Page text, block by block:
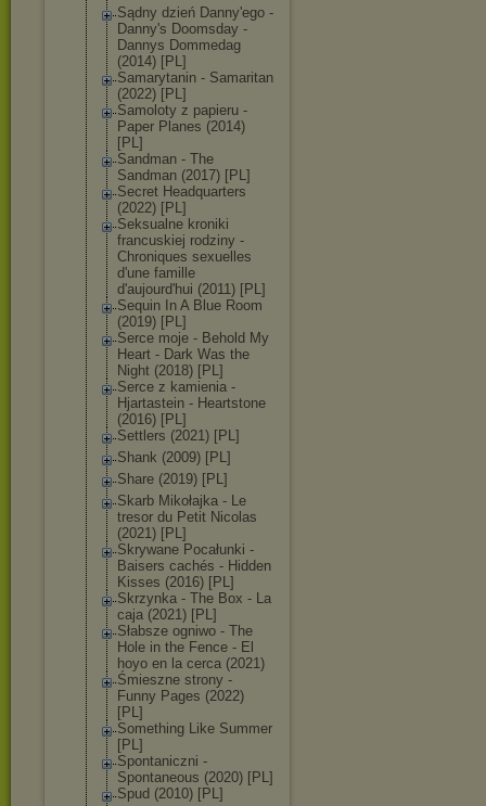
Sądny dzień Danny'ego -
Danny's Doomsday -
Dannys Dommedag
(2014) [PL]
Samarytanin - Samaritan
(2022) [PL]
Samoloty z papieru -
Paper Planes (2014)
[PL]
Sandman - The
Sandman (2017) [PL]
Secret Headquarters
(2022) [PL]
Seksualne kroniki
francuskiej rodziny -
Chroniques sexuelles
d'une famille
d'aujourd'hui (2011) [PL]
Sequin In A Blue Room
(2019) [PL]
Serce moje - Behold My
Heart - Dark Was the
Night (2018) [PL]
Serce z kamienia -
Hjartastein - Heartstone
(2016) [PL]
Settlers (2021) [PL]
Shank (2009) [PL]
Share (2019) [PL]
Skarb Mikołajka - Le
tresor du Petit Nicolas
(2021) [PL]
Skrywane Pocałunki -
Baisers cachés - Hidden
Kisses (2016) [PL]
Skrzynka - The Box - La
caja (2021) [PL]
Słabsze ogniwo - The
Hole in the Fence - El
hoyo en la cerca (2021)
Śmieszne strony -
Funny Pages (2022)
[PL]
Something Like Summer
[PL]
Spontaniczni -
Spontaneous (2020) [PL]
Spud (2010) [PL]